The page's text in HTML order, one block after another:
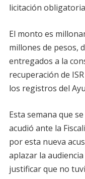
licitación
El monto es
millones de pesos,
entregados a la
recuperación de
los registros del
Esta semana que
acudió ante la
por esta nueva
aplazar la
justificar que no